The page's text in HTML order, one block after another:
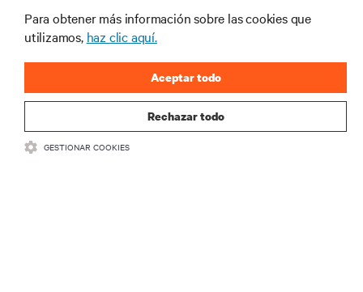
CORPORATIVO
CONECTA CON NOSOTROS
Para obtener más información sobre las cookies que
utilizamos, haz clic aquí.
Rechazar todo
Aceptar todo
GESTIONAR COOKIES